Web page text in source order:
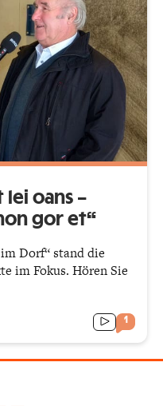
lei oans –
gor et“
Dorf“ stand die
im Fokus. Hören Sie
1